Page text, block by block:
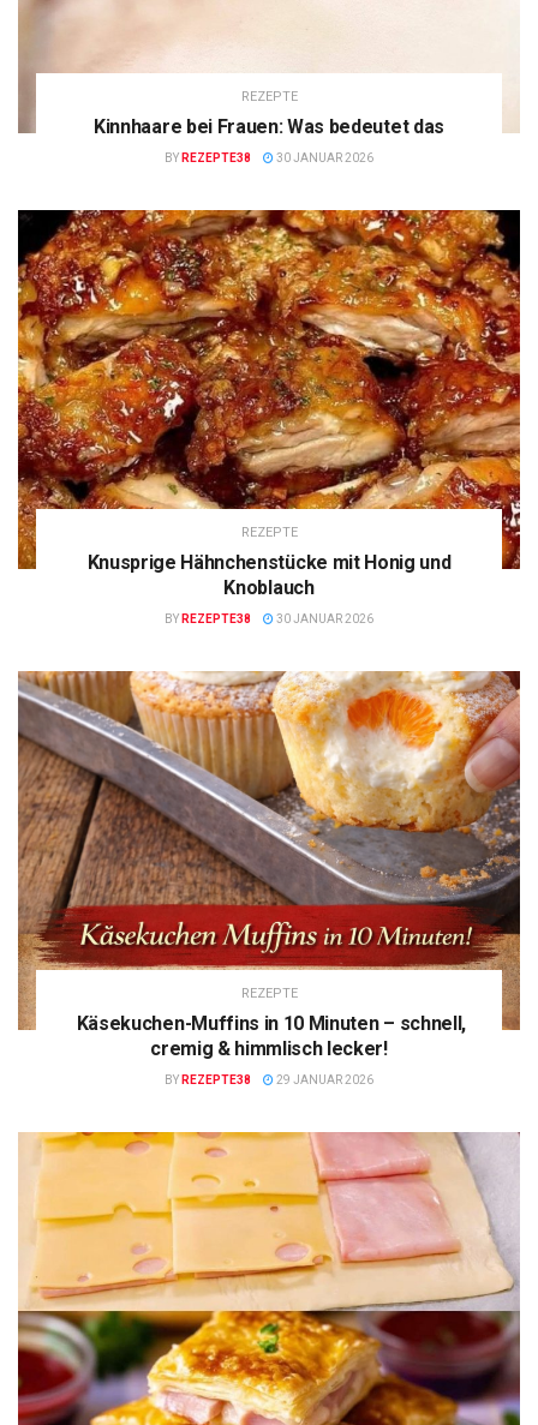
REZEPTE
Kinnhaare bei Frauen: Was bedeutet das
BY REZEPTE38 30 JANUAR 2026
REZEPTE
Knusprige Hähnchenstücke mit Honig und
Knoblauch
BY REZEPTE38 30 JANUAR 2026
REZEPTE
Käsekuchen-Muffins in 10 Minuten – schnell,
cremig & himmlisch lecker!
BY REZEPTE38 29 JANUAR 2026